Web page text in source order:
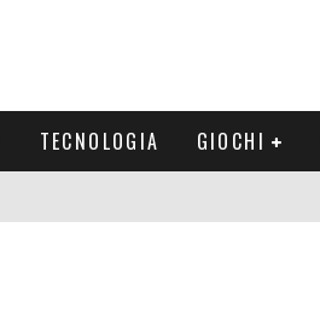
TECNOLOGIA GIOCHI